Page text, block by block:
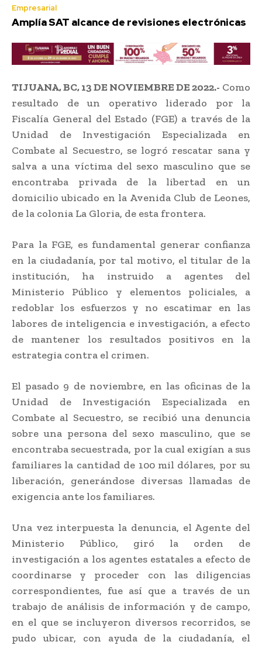
Empresarial
Amplía SAT alcance de revisiones electrónicas
TIJUANA, BC, 13 DE NOVIEMBRE DE 2022.- Como
resultado de un operativo liderado por la
Fiscalía General del Estado (FGE) a través de la
Unidad de Investigación Especializada en
Combate al Secuestro, se logró rescatar sana y
salva a una víctima del sexo masculino que se
encontraba privada de la libertad en un
domicilio ubicado en la Avenida Club de Leones,
de la colonia La Gloria, de esta frontera.
Para la FGE, es fundamental generar confianza
en la ciudadanía, por tal motivo, el titular de la
institución, ha instruido a agentes del
Ministerio Público y elementos policiales, a
redoblar los esfuerzos y no escatimar en las
labores de inteligencia e investigación, a efecto
de mantener los resultados positivos en la
estrategia contra el crimen.
El pasado 9 de noviembre, en las oficinas de la
Unidad de Investigación Especializada en
Combate al Secuestro, se recibió una denuncia
sobre una persona del sexo masculino, que se
encontraba secuestrada, por la cual exigían a sus
familiares la cantidad de 100 mil dólares, por su
liberación, generándose diversas llamadas de
exigencia ante los familiares.
Una vez interpuesta la denuncia, el Agente del
Ministerio Público, giró la orden de
investigación a los agentes estatales a efecto de
coordinarse y proceder con las diligencias
correspondientes, fue así que a través de un
trabajo de análisis de información y de campo,
en el que se incluyeron diversos recorridos, se
pudo ubicar, con ayuda de la ciudadanía, el